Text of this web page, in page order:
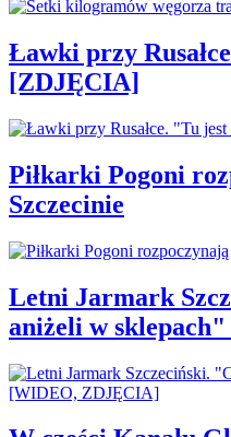
Ławki przy
[ZDJĘCIA]
Piłkarki Pogoni
Szczecinie
Letni Jarmark
aniżeli w